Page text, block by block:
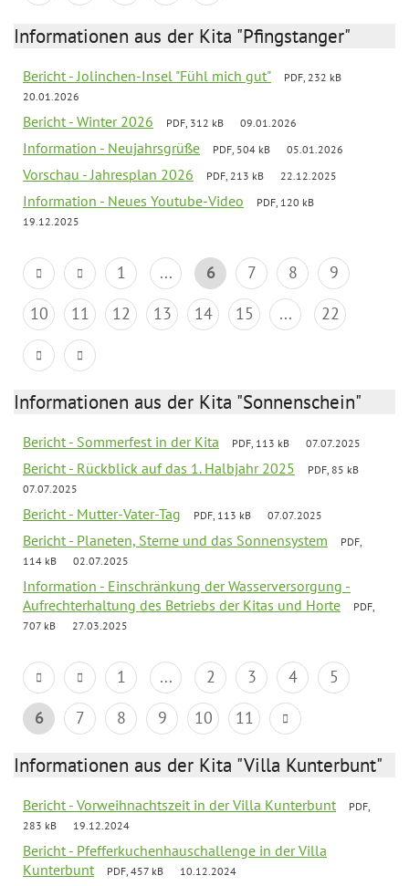
Informationen aus der Kita "Pfingstanger"
Bericht - Jolinchen-Insel "Fühl mich gut"
PDF, 232 kB
20.01.2026
Bericht - Winter 2026 PDF, 312 kB 09.01.2026
Information - Neujahrsgrüße PDF, 504 kB 05.01.2026
Vorschau - Jahresplan 2026 PDF, 213 kB 22.12.2025
Information - Neues Youtube-Video
PDF, 120 kB
19.12.2025
1 ... 6 7 8
9
10
11 12 13 14 15 ... 22
Informationen aus der Kita "Sonnenschein"
Bericht - Sommerfest in der Kita PDF, 113 kB 07.07.2025
Bericht - Rückblick auf das 1. Halbjahr 2025
PDF, 85 kB
07.07.2025
Bericht - Mutter-Vater-Tag PDF, 113 kB 07.07.2025
Bericht - Planeten, Sterne und das Sonnensystem
PDF,
114 kB
02.07.2025
Information - Einschränkung der Wasserversorgung -
Aufrechterhaltung des Betriebs der Kitas und Horte
PDF,
707 kB
27.03.2025
1 ... 2 3 4
5
6
7 8 9 10 11
Informationen aus der Kita "Villa Kunterbunt"
Bericht - Vorweihnachtszeit in der Villa Kunterbunt
PDF,
283 kB
19.12.2024
Bericht - Pfefferkuchenhauschallenge in der Villa
Kunterbunt
PDF, 457 kB 10.12.2024